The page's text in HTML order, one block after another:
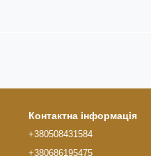
Контактна інформація
+380508431584
+380686195475